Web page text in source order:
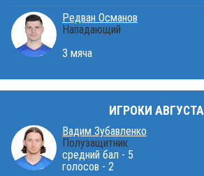
Редван Османов
Нападающий
3 мяча
ИГРОКИ АВГУСТА
Вадим Зубавленко
Полузащитник
средний бал - 5
голосов - 2